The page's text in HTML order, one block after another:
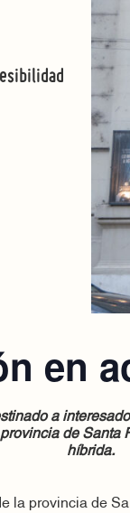
en
a
de Santa
híbrida.
la provincia de